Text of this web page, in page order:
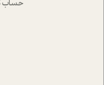
حساب